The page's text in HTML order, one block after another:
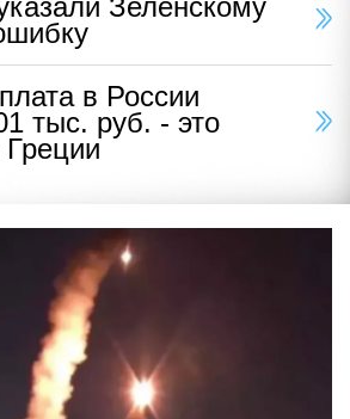
в России
тыс. руб. - это